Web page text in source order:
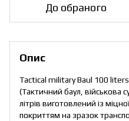
До обраного
Опис
Tactical military Baul 100
(Тактичний баул, військова
літрів виготовлений із
покриттям на зразок